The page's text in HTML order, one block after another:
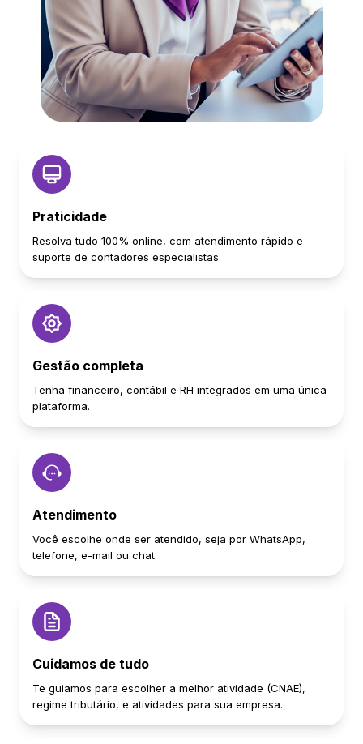
Praticidade
Resolva tudo 100% online, com atendimento rápido e
suporte de contadores especialistas.
Gestão completa
Tenha financeiro, contábil e RH integrados em uma única
plataforma.
Atendimento
Você escolhe onde ser atendido, seja por WhatsApp,
telefone, e-mail ou chat.
Cuidamos de tudo
Te guiamos para escolher a melhor atividade (CNAE),
regime tributário, e atividades para sua empresa.